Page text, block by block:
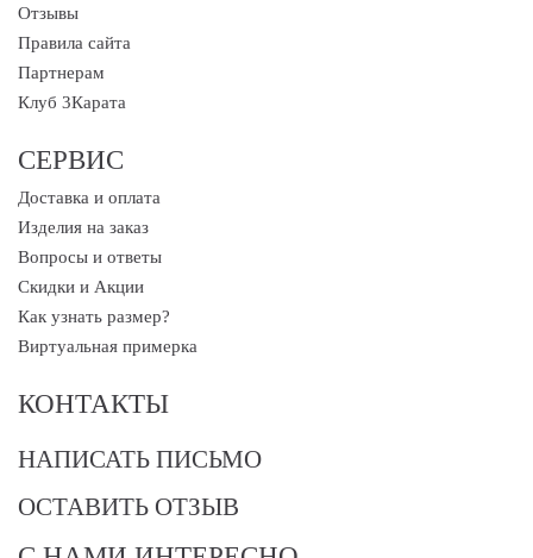
Отзывы
Правила сайта
Партнерам
Клуб 3Карата
СЕРВИС
Доставка и оплата
Изделия на заказ
Вопросы и ответы
Скидки и Акции
Как узнать размер?
Виртуальная примерка
КОНТАКТЫ
НАПИСАТЬ ПИСЬМО
ОСТАВИТЬ ОТЗЫВ